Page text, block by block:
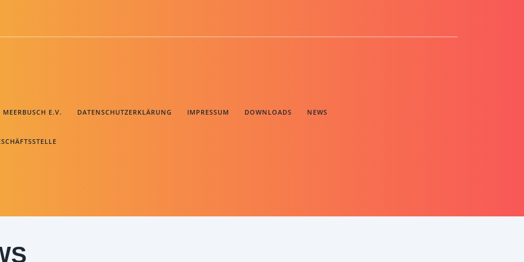
MEERBUSCH E.V. DATENSCHUTZERKLÄRUNG IMPRESSUM DOWNLOADS NEWS